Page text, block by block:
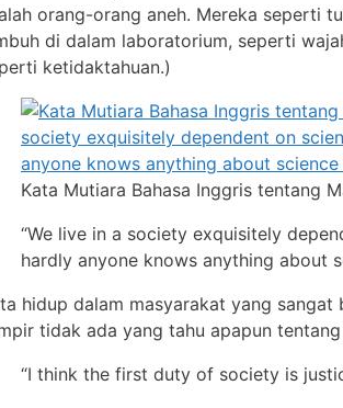
orang-orang aneh. Mereka seperti
di dalam laboratorium, seperti
ketidaktahuan.)
Kata Mutiara Bahasa Inggris tentang
“We live in a society exquisitely
hardly anyone knows anything about
hidup dalam masyarakat yang
tidak ada yang tahu apapun
“I think the first duty of society is